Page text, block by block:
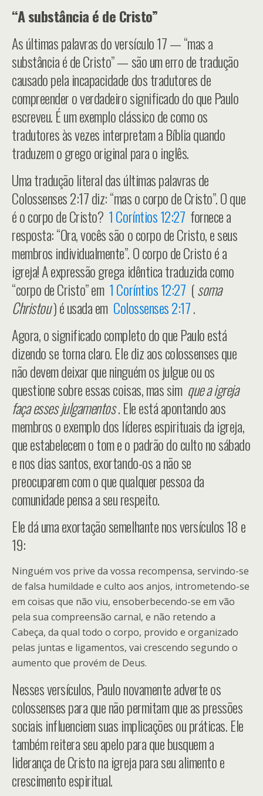
“A substância é de Cristo”
As últimas palavras do versículo 17 — “mas a
substância é de Cristo” — são um erro de tradução
causado pela incapacidade dos tradutores de
compreender o verdadeiro significado do que Paulo
escreveu. É um exemplo clássico de como os
tradutores às vezes interpretam a Bíblia quando
traduzem o grego original para o inglês.
Uma tradução literal das últimas palavras de
Colossenses 2:17 diz: “mas o corpo de Cristo”. O que
é o corpo de Cristo? 1 Coríntios 12:27 fornece a
resposta: “Ora, vocês são o corpo de Cristo, e seus
membros individualmente”. O corpo de Cristo é a
igreja! A expressão grega idêntica traduzida como
“corpo de Cristo” em 1 Coríntios 12:27 (soma
Christou) é usada em Colossenses 2:17.
Agora, o significado completo do que Paulo está
dizendo se torna claro. Ele diz aos colossenses que
não devem deixar que ninguém os julgue ou os
questione sobre essas coisas, mas sim que a igreja
faça esses julgamentos. Ele está apontando aos
membros o exemplo dos líderes espirituais da igreja,
que estabelecem o tom e o padrão do culto no sábado
e nos dias santos, exortando-os a não se
preocuparem com o que qualquer pessoa da
comunidade pensa a seu respeito.
Ele dá uma exortação semelhante nos versículos 18 e
19:
Ninguém vos prive da vossa recompensa, servindo-se
de falsa humildade e culto aos anjos, intrometendo-se
em coisas que não viu, ensoberbecendo-se em vão
pela sua compreensão carnal, e não retendo a
Cabeça, da qual todo o corpo, provido e organizado
pelas juntas e ligamentos, vai crescendo segundo o
aumento que provém de Deus.
Nesses versículos, Paulo novamente adverte os
colossenses para que não permitam que as pressões
sociais influenciem suas implicações ou práticas. Ele
também reitera seu apelo para que busquem a
liderança de Cristo na igreja para seu alimento e
crescimento espiritual.